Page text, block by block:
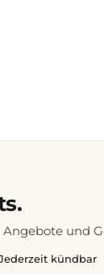
Angebote und
kündbar